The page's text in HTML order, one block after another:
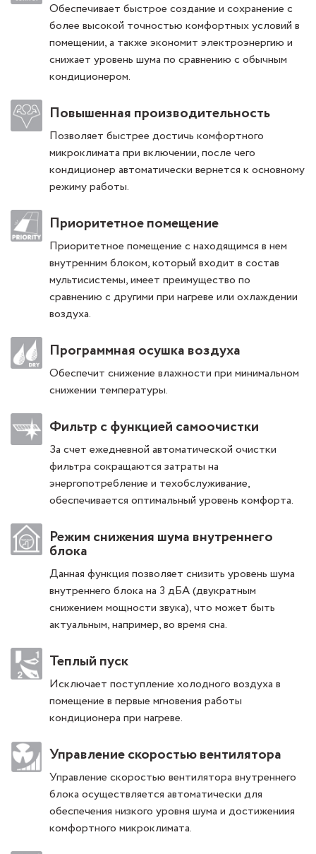
Обеспечивает быстрое создание и сохранение с
более высокой точностью комфортных условий в
помещении, а также экономит электроэнергию и
снижает уровень шума по сравнению с обычным
кондиционером.
Повышенная производительность
Позволяет быстрее достичь комфортного
микроклимата при включении, после чего
кондиционер автоматически вернется к основному
режиму работы.
Приоритетное помещение
Приоритетное помещение с находящимся в нем
внутренним блоком, который входит в состав
мультисистемы, имеет преимущество по
сравнению с другими при нагреве или охлаждении
воздуха.
Программная осушка воздуха
Обеспечит снижение влажности при минимальном
снижении температуры.
Фильтр с функцией самоочистки
За счет ежедневной автоматической очистки
фильтра сокращаются затраты на
энергопотребление и техобслуживание,
обеспечивается оптимальный уровень комфорта.
Режим снижения шума внутреннего
блока
Данная функция позволяет снизить уровень шума
внутреннего блока на 3 дБА (двукратным
снижением мощности звука), что может быть
актуальным, например, во время сна.
Теплый пуск
Исключает поступление холодного воздуха в
помещение в первые мгновения работы
кондиционера при нагреве.
Управление скоростью вентилятора
Управление скоростью вентилятора внутреннего
блока осуществляется автоматически для
обеспечения низкого уровня шума и достижениия
комфортного микроклимата.